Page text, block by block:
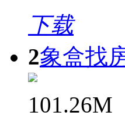
下载
2象盒找
101.26M